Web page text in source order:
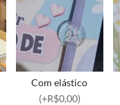
Com elástico
(+R$0,00)